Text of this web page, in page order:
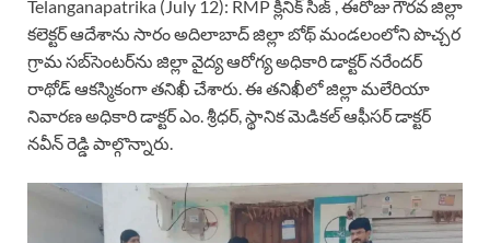
Telanganapatrika (July 12): RMP క్లినిక్ సీజ్ , ఈరోజు గౌరవ జిల్లా
కలెక్టర్ ఆదేశాను సారం అదిలాబాద్ జిల్లా బోథ్ మండలంలోని పొచ్చర
గ్రామ సబ్‌సెంటర్‌ను జిల్లా వైద్య ఆరోగ్య అధికారి డాక్టర్ నరేందర్
రాథోడ్ ఆకస్మికంగా తనిఖీ చేశారు. ఈ తనిఖీలో జిల్లా మలేరియా
నివారణ అధికారి డాక్టర్ ఎం. శ్రీధర్, స్థానిక మెడికల్ ఆఫీసర్ డాక్టర్
నవీన్ రెడ్డి పాల్గొన్నారు.